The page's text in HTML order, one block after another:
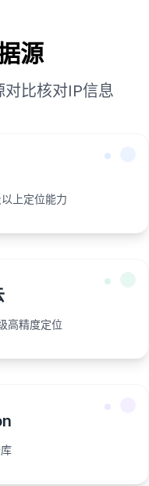
源
比核对IP信息
上定位能力
高精度定位